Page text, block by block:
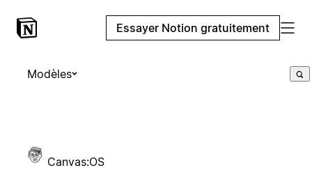
Essayer Notion gratuitement
Modèles
Canvas:OS